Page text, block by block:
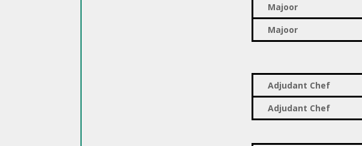
Majoor
Majoor
Adjudant Chef
Adjudant Chef